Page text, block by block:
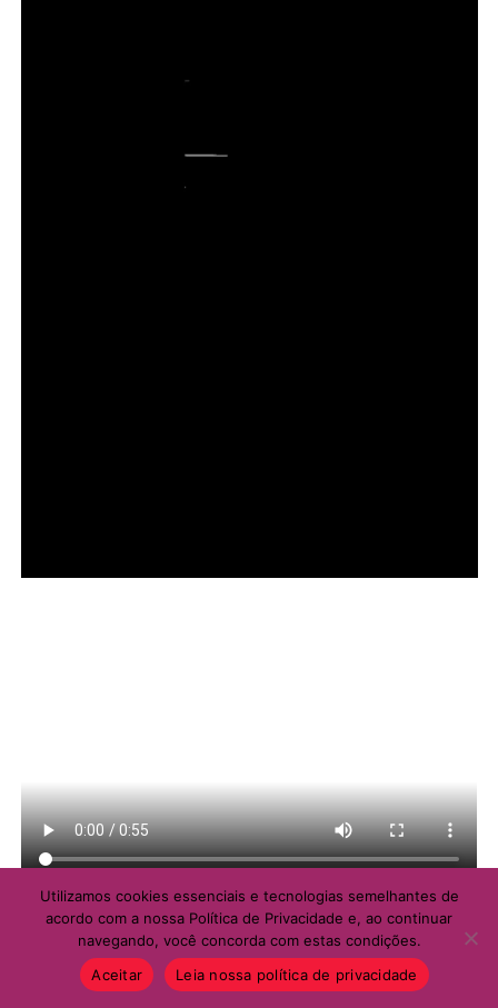
MULHER SOCIAL
DIVERSAS 07/08/2026
Semana termina com mais de mil
Utilizamos cookies essenciais e tecnologias semelhantes de
acordo com a nossa Política de Privacidade e, ao continuar
navegando, você concorda com estas condições.
Aceitar
Leia nossa política de privacidade